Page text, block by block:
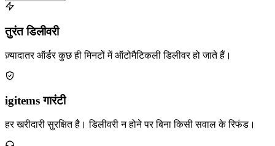
तुरंत डिलीवरी
ज़्यादातर ऑर्डर कुछ ही मिनटों में ऑटोमैटिकली डिलीवर हो जाते हैं।
igitems गारंटी
हर खरीदारी सुरक्षित है। डिलीवरी न होने पर बिना किसी सवाल के रिफंड।